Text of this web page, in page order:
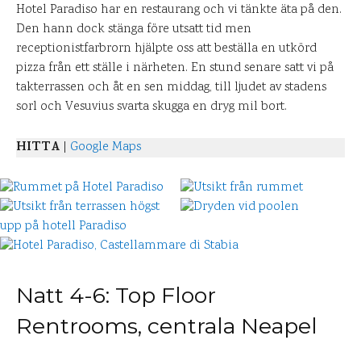
Hotel Paradiso har en restaurang och vi tänkte äta på den.
Den hann dock stänga före utsatt tid men
receptionistfarbrorn hjälpte oss att beställa en utkörd
pizza från ett ställe i närheten. En stund senare satt vi på
takterrassen och åt en sen middag, till ljudet av stadens
sorl och Vesuvius svarta skugga en dryg mil bort.
HITTA | Google Maps
Natt 4-6: Top Floor
Rentrooms, centrala Neapel